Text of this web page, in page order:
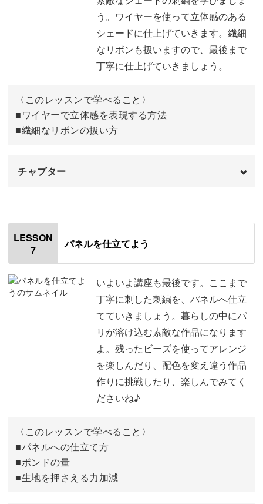
03:00
葉っぱにビーズをつける 11:46
つぼみの花を刺す
満開の花を刺す
つぼんでいる花を刺す
左側の大きな花を刺す
60:46
う。ワイヤーを使って立体感のある
シェードに仕上げていきます。繊細
なリボンも扱いますので、最後まで
丁寧に仕上げていきましょう。
〈このレッスンで学べること〉
■ワイヤーで立体感を表現する方法
■繊細なリボンの扱い方
チャプター
はじめに
使用材料・道具
左側のランプシェードを作る 01:50
右側のランプシェードにワイヤーを縫う 09:20
フリルの部分を作る 15:39
シェードランプを縫いつける 18:22
シェードランプのアレンジ方法 31:39
LESSON
7
パネルを仕立てよう
いよいよ講座も最後です。ここまで
丁寧に刺した刺繍を、パネルへ仕立
てていきましょう。暮らしの中にパ
リが溶け込む素敵な作品になります
よ。残ったビーズを使ってアレンジ
を楽しんだり、配色を変え違う作品
作りに挑戦したり、楽しんでみてく
ださいね♪
〈このレッスンで学べること〉
■パネルへの仕立て方
■ボンドの量
■生地を押さえる力加減